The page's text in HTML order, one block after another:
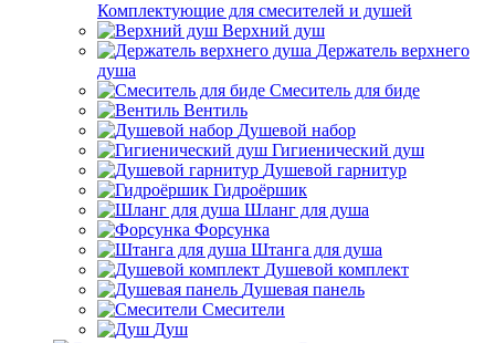
Комплектующие для смесителей и душей
Верхний душ
Держатель верхнего
душа
Смеситель для биде
Вентиль
Душевой набор
Гигиенический душ
Душевой гарнитур
Гидроёршик
Шланг для душа
Форсунка
Штанга для душа
Душевой комплект
Душевая панель
Смесители
Душ